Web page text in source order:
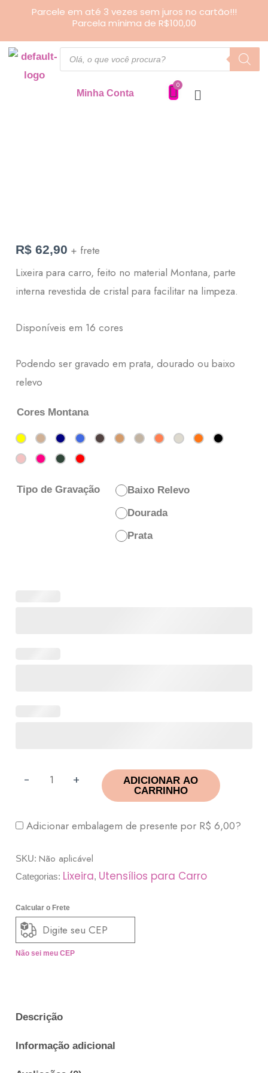
Parcele em até 3 vezes sem juros no cartão!!!
Parcela mínima de R$100,00
Pesquisar
produtos
Minha Conta
R$ 62,90 + frete
Lixeira para carro, feito no material Montana, parte
interna revestida de cristal para facilitar na limpeza.
Disponíveis em 16 cores
Podendo ser gravado em prata, dourado ou baixo
relevo
Cores Montana
Tipo de Gravação
Baixo Relevo
Dourada
Prata
- +
ADICIONAR AO
CARRINHO
Adicionar embalagem de presente por R$ 6,00?
SKU:Não aplicável
Categorias: Lixeira, Utensílios para Carro
Calcular o Frete
Não sei meu CEP
Descrição
Informação adicional